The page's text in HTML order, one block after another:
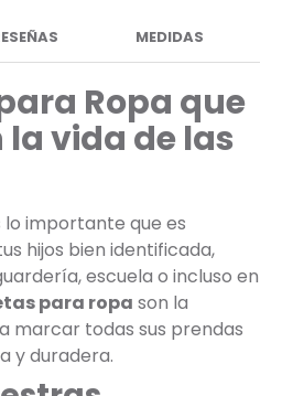
MEDIDAS
Ropa que
vida de las
lo importante que es
hijos bien identificada,
escuela o incluso en
para ropa son la
marcar todas sus prendas
y duradera.